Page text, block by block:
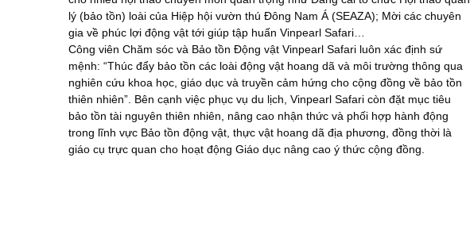
lý (bảo tồn) loài của Hiệp hội vườn thú Đông Nam Á (SEAZA); Mời các chuyên
gia về phúc lợi động vật tới giúp tập huấn Vinpearl Safari…
Công viên Chăm sóc và Bảo tồn Động vật Vinpearl Safari luôn xác định sứ
mệnh: “Thúc đẩy bảo tồn các loài động vật hoang dã và môi trường thông qua
nghiên cứu khoa học, giáo dục và truyền cảm hứng cho cộng đồng về bảo tồn
thiên nhiên”. Bên cạnh việc phục vụ du lịch, Vinpearl Safari còn đặt mục tiêu
bảo tồn tài nguyên thiên nhiên, nâng cao nhận thức và phối hợp hành động
trong lĩnh vực Bảo tồn động vật, thực vật hoang dã địa phương, đồng thời là
giáo cụ trực quan cho hoạt động Giáo dục nâng cao ý thức cộng đồng.